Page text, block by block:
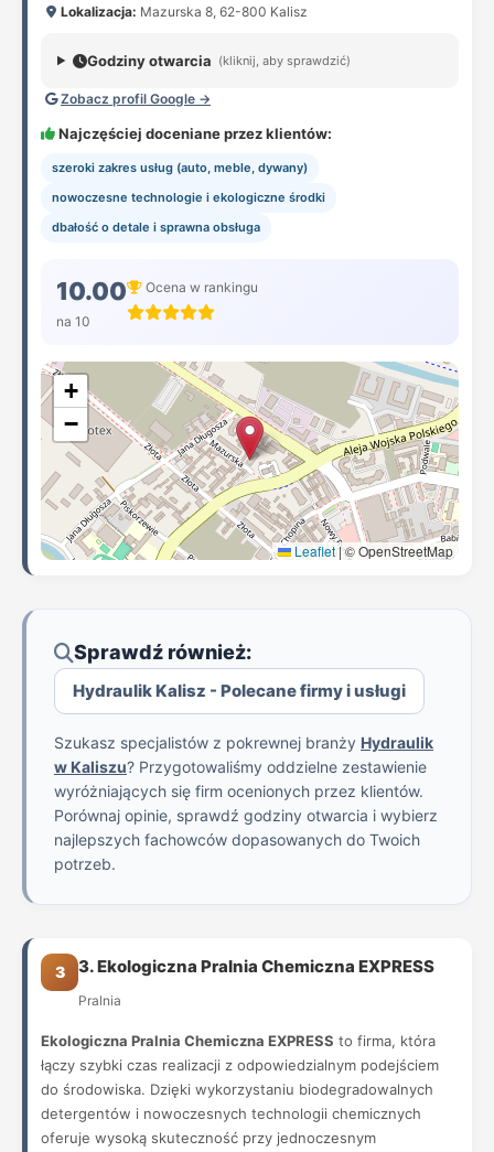
Lokalizacja: Mazurska 8, 62-800 Kalisz
Godziny otwarcia (kliknij, aby sprawdzić)
Zobacz profil Google →
Najczęściej doceniane przez klientów:
szeroki zakres usług (auto, meble, dywany)
nowoczesne technologie i ekologiczne środki
dbałość o detale i sprawna obsługa
10.00
na 10
Ocena w rankingu
+
−
Leaflet|© OpenStreetMap
Sprawdź również:
Hydraulik Kalisz - Polecane firmy i usługi
Szukasz specjalistów z pokrewnej branży Hydraulik
w Kaliszu? Przygotowaliśmy oddzielne zestawienie
wyróżniających się firm ocenionych przez klientów.
Porównaj opinie, sprawdź godziny otwarcia i wybierz
najlepszych fachowców dopasowanych do Twoich
potrzeb.
3 3. Ekologiczna Pralnia Chemiczna EXPRESS
Pralnia
Ekologiczna Pralnia Chemiczna EXPRESS to firma, która
łączy szybki czas realizacji z odpowiedzialnym podejściem
do środowiska. Dzięki wykorzystaniu biodegradowalnych
detergentów i nowoczesnych technologii chemicznych
oferuje wysoką skuteczność przy jednoczesnym